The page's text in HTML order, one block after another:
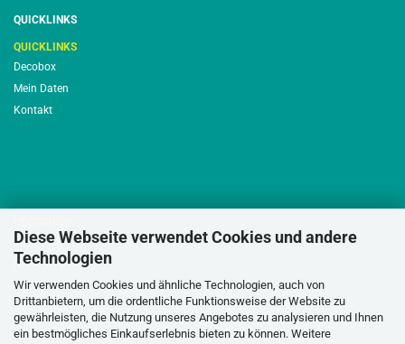
Diese Webseite verwendet Cookies und andere
Technologien
Wir verwenden Cookies und ähnliche Technologien, auch von
Drittanbietern, um die ordentliche Funktionsweise der Website zu
gewährleisten, die Nutzung unseres Angebotes zu analysieren und Ihnen
ein bestmögliches Einkaufserlebnis bieten zu können. Weitere
QUICKLINKS
QUICKLINKS
Decobox
Mein Daten
Kontakt
Inspiration
Nicht gefunden
Musterhusse
Nice to have